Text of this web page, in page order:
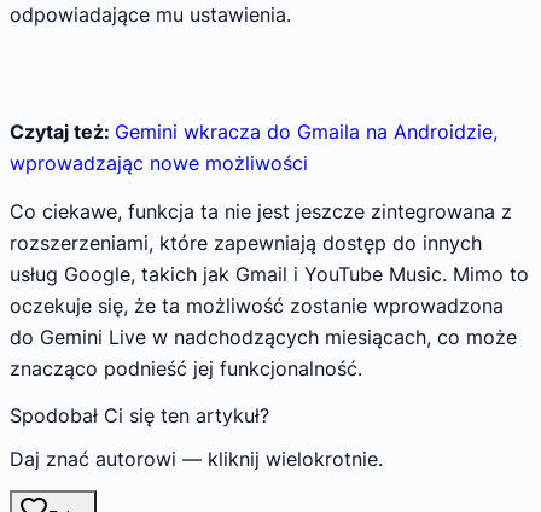
odpowiadające mu ustawienia.
Czytaj też: Gemini wkracza do Gmaila na Androidzie,
wprowadzając nowe możliwości
Co ciekawe, funkcja ta nie jest jeszcze zintegrowana z
rozszerzeniami, które zapewniają dostęp do innych
usług Google, takich jak Gmail i YouTube Music. Mimo to
oczekuje się, że ta możliwość zostanie wprowadzona
do Gemini Live w nadchodzących miesiącach, co może
znacząco podnieść jej funkcjonalność.
Spodobał Ci się ten artykuł?
Daj znać autorowi — kliknij wielokrotnie.